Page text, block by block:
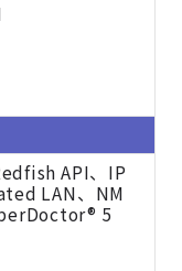
API、IP
LAN、NM
5